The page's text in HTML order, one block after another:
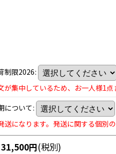
制限2026:
が集中しているため、お一人様1
について:
送になります。発送に関する個別
31,500円(税別)